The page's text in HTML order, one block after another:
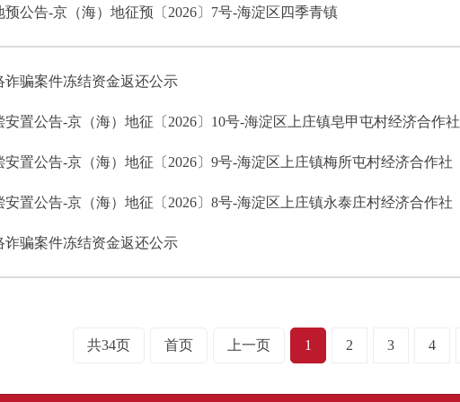
预公告-京（海）地征预〔2026〕7号-海淀区四季青镇
诈骗案件冻结资金返还公示
安置公告-京（海）地征〔2026〕10号-海淀区上庄镇皂甲屯村经济合作社
安置公告-京（海）地征〔2026〕9号-海淀区上庄镇梅所屯村经济合作社
安置公告-京（海）地征〔2026〕8号-海淀区上庄镇永泰庄村经济合作社
诈骗案件冻结资金返还公示
共34页 首页 上一页 1 2 3 4